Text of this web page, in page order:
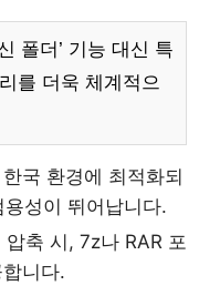
폴더’ 기능 대신 특
를 더욱 체계적으
국 환경에 최적화되
성이 뛰어납니다.
압축 시, 7z나 RAR 포
니다.